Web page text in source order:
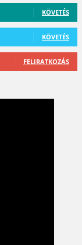
KÖVETÉS
KÖVETÉS
FELIRATKOZÁS